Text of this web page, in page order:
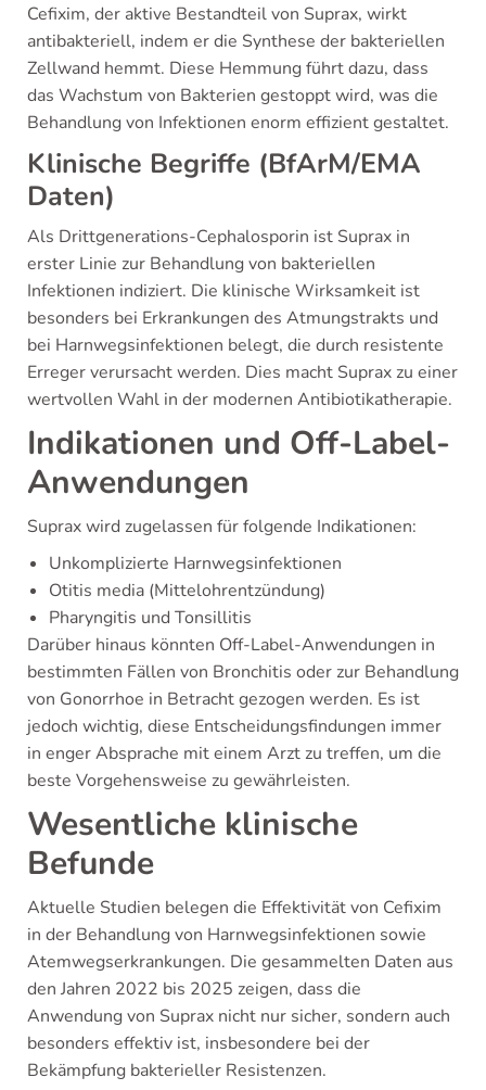
Cefixim, der aktive Bestandteil von Suprax, wirkt
antibakteriell, indem er die Synthese der bakteriellen
Zellwand hemmt. Diese Hemmung führt dazu, dass
das Wachstum von Bakterien gestoppt wird, was die
Behandlung von Infektionen enorm effizient gestaltet.
Klinische Begriffe (BfArM/EMA
Daten)
Als Drittgenerations-Cephalosporin ist Suprax in
erster Linie zur Behandlung von bakteriellen
Infektionen indiziert. Die klinische Wirksamkeit ist
besonders bei Erkrankungen des Atmungstrakts und
bei Harnwegsinfektionen belegt, die durch resistente
Erreger verursacht werden. Dies macht Suprax zu einer
wertvollen Wahl in der modernen Antibiotikatherapie.
Indikationen und Off-Label-
Anwendungen
Suprax wird zugelassen für folgende Indikationen:
Unkomplizierte Harnwegsinfektionen
Otitis media (Mittelohrentzündung)
Pharyngitis und Tonsillitis
Darüber hinaus könnten Off-Label-Anwendungen in
bestimmten Fällen von Bronchitis oder zur Behandlung
von Gonorrhoe in Betracht gezogen werden. Es ist
jedoch wichtig, diese Entscheidungsfindungen immer
in enger Absprache mit einem Arzt zu treffen, um die
beste Vorgehensweise zu gewährleisten.
Wesentliche klinische
Befunde
Aktuelle Studien belegen die Effektivität von Cefixim
in der Behandlung von Harnwegsinfektionen sowie
Atemwegserkrankungen. Die gesammelten Daten aus
den Jahren 2022 bis 2025 zeigen, dass die
Anwendung von Suprax nicht nur sicher, sondern auch
besonders effektiv ist, insbesondere bei der
Bekämpfung bakterieller Resistenzen.